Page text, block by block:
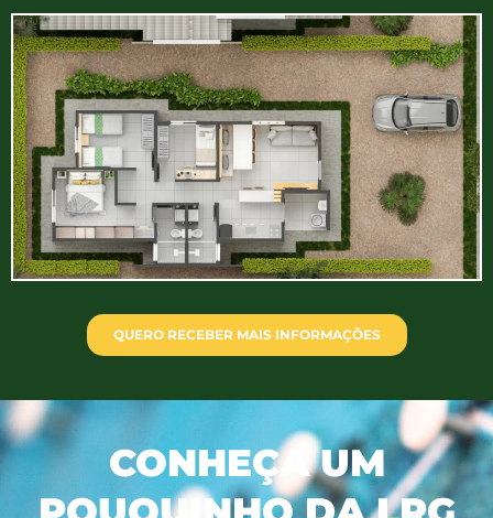
QUERO RECEBER MAIS INFORMAÇÕES
CONHEÇA UM